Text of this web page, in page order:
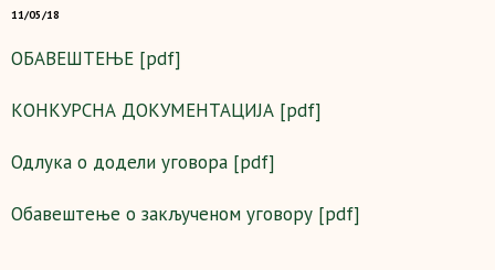
11/05/18
ОБАВЕШТЕЊЕ [pdf]
КОНКУРСНА ДОКУМЕНТАЦИЈА [pdf]
Одлука о додели уговора [pdf]
Обавештење о закљученом уговору [pdf]